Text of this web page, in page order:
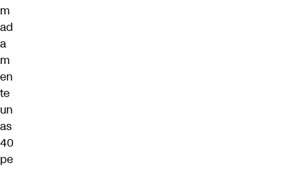
m
ad
a
m
en
te
un
as
40
pe